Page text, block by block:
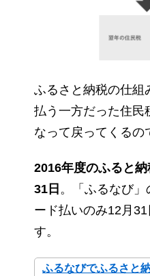
ふるさと納税の仕組
払う一方だった住民
なって戻ってくるの
2016年度のふると
31日 。「ふるなび」
ード払いのみ12月
す。
ふるなびでふるさと